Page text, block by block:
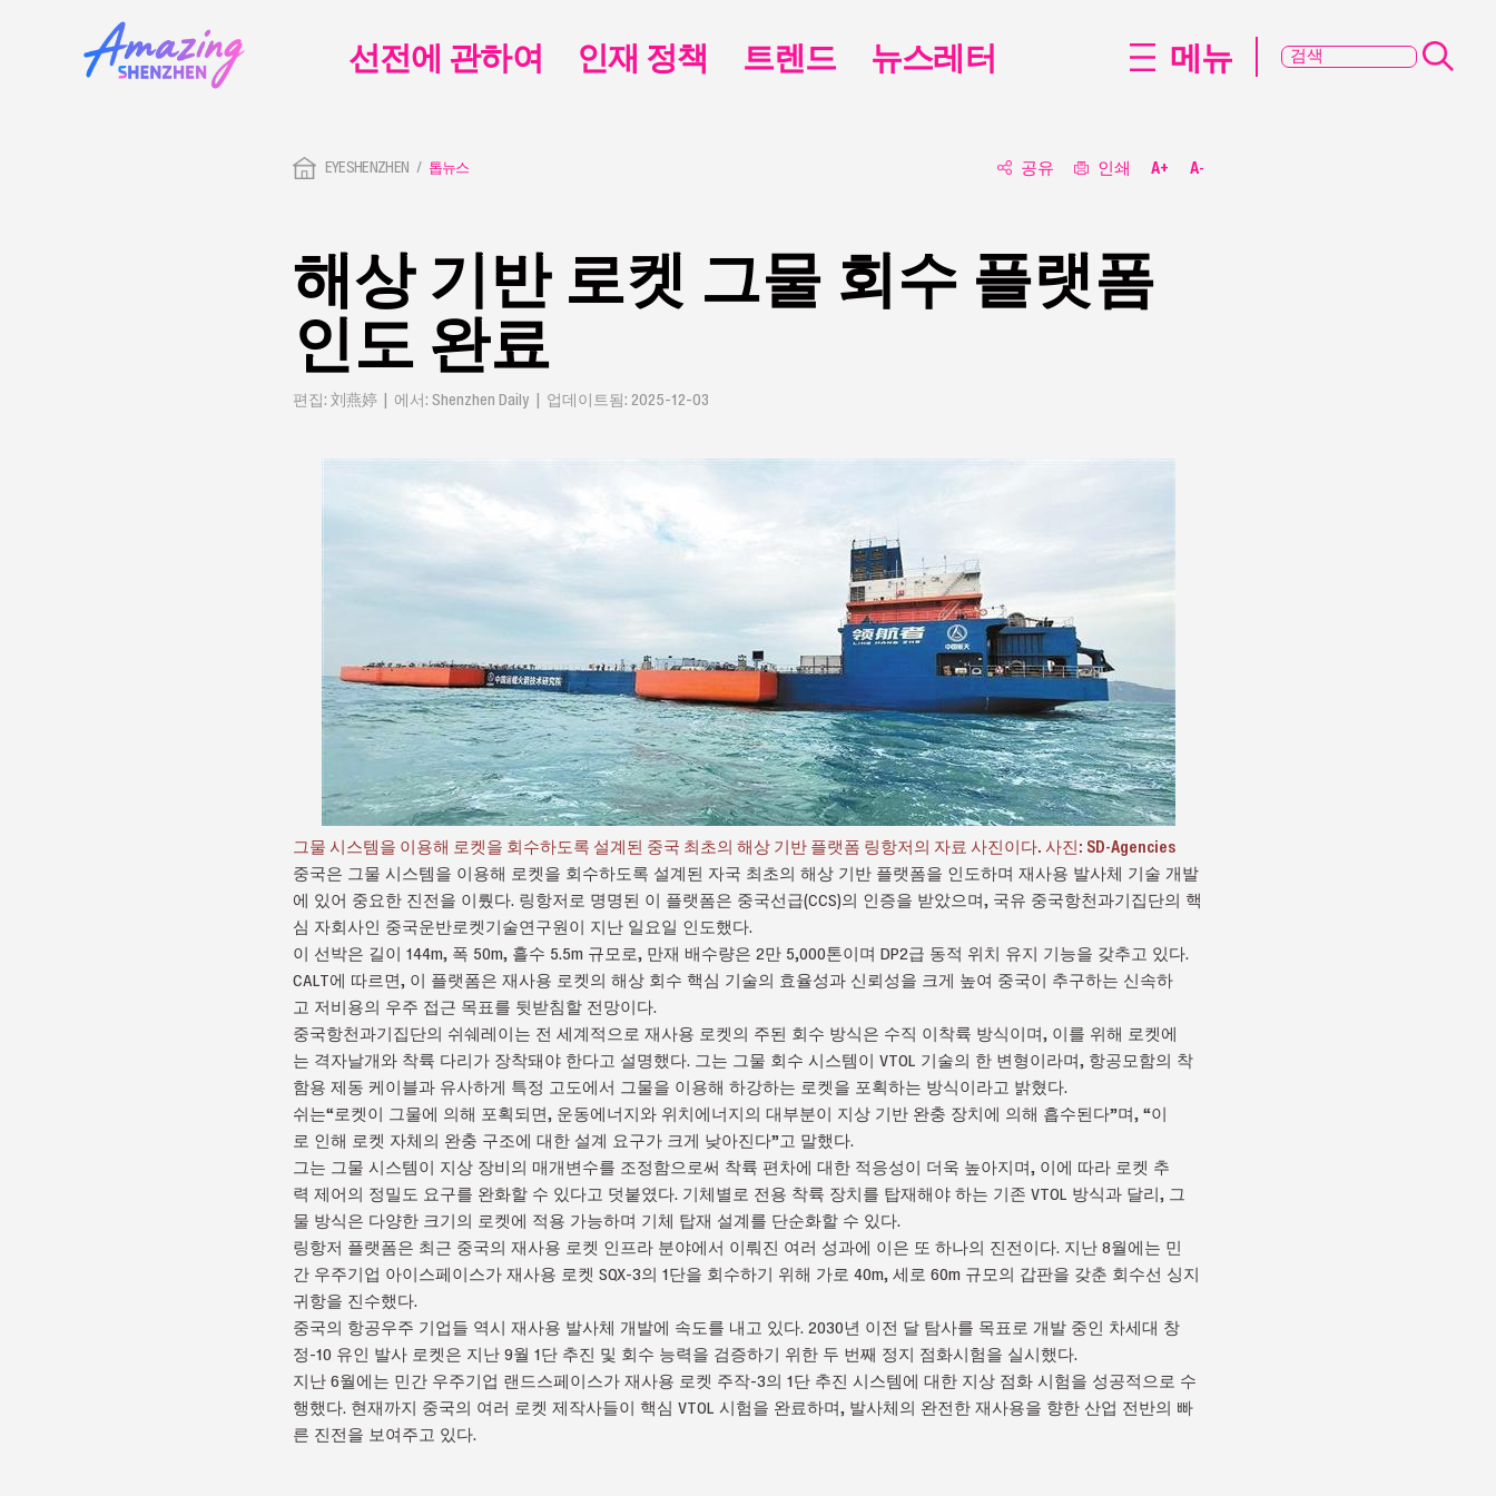
EYESHENZHEN 톱뉴스 공유 인쇄 A+ A-
해상 기반 로켓 그물 회수 플랫폼
인도 완료
편집: 刘燕婷 | 에서: Shenzhen Daily | 업데이트됨: 2025-12-03
그물 시스템을 이용해 로켓을 회수하도록 설계된 중국 최초의 해상 기반 플랫폼 링항저의 자료 사진이다. 사진: SD-Agencies
중국은 그물 시스템을 이용해 로켓을 회수하도록 설계된 자국 최초의 해상 기반 플랫폼을 인도하며 재사용 발사체 기술 개발
에 있어 중요한 진전을 이뤘다. 링항저로 명명된 이 플랫폼은 중국선급(CCS)의 인증을 받았으며, 국유 중국항천과기집단의 핵
심 자회사인 중국운반로켓기술연구원이 지난 일요일 인도했다.
이 선박은 길이 144m, 폭 50m, 흘수 5.5m 규모로, 만재 배수량은 2만 5,000톤이며 DP2급 동적 위치 유지 기능을 갖추고 있다.
CALT에 따르면, 이 플랫폼은 재사용 로켓의 해상 회수 핵심 기술의 효율성과 신뢰성을 크게 높여 중국이 추구하는 신속하
고 저비용의 우주 접근 목표를 뒷받침할 전망이다.
중국항천과기집단의 쉬쉐레이는 전 세계적으로 재사용 로켓의 주된 회수 방식은 수직 이착륙 방식이며, 이를 위해 로켓에
는 격자날개와 착륙 다리가 장착돼야 한다고 설명했다. 그는 그물 회수 시스템이 VTOL 기술의 한 변형이라며, 항공모함의 착
함용 제동 케이블과 유사하게 특정 고도에서 그물을 이용해 하강하는 로켓을 포획하는 방식이라고 밝혔다.
쉬는“로켓이 그물에 의해 포획되면, 운동에너지와 위치에너지의 대부분이 지상 기반 완충 장치에 의해 흡수된다”며, “이
로 인해 로켓 자체의 완충 구조에 대한 설계 요구가 크게 낮아진다”고 말했다.
그는 그물 시스템이 지상 장비의 매개변수를 조정함으로써 착륙 편차에 대한 적응성이 더욱 높아지며, 이에 따라 로켓 추
력 제어의 정밀도 요구를 완화할 수 있다고 덧붙였다. 기체별로 전용 착륙 장치를 탑재해야 하는 기존 VTOL 방식과 달리, 그
물 방식은 다양한 크기의 로켓에 적용 가능하며 기체 탑재 설계를 단순화할 수 있다.
링항저 플랫폼은 최근 중국의 재사용 로켓 인프라 분야에서 이뤄진 여러 성과에 이은 또 하나의 진전이다. 지난 8월에는 민
간 우주기업 아이스페이스가 재사용 로켓 SQX-3의 1단을 회수하기 위해 가로 40m, 세로 60m 규모의 갑판을 갖춘 회수선 싱지
귀항을 진수했다.
중국의 항공우주 기업들 역시 재사용 발사체 개발에 속도를 내고 있다. 2030년 이전 달 탐사를 목표로 개발 중인 차세대 창
정-10 유인 발사 로켓은 지난 9월 1단 추진 및 회수 능력을 검증하기 위한 두 번째 정지 점화시험을 실시했다.
지난 6월에는 민간 우주기업 랜드스페이스가 재사용 로켓 주작-3의 1단 추진 시스템에 대한 지상 점화 시험을 성공적으로 수
행했다. 현재까지 중국의 여러 로켓 제작사들이 핵심 VTOL 시험을 완료하며, 발사체의 완전한 재사용을 향한 산업 전반의 빠
른 진전을 보여주고 있다.
선전에 관하여 인재 정책 트렌드 뉴스레터 메뉴